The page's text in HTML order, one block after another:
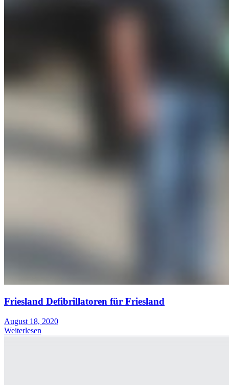
Friesland Defibrillatoren für Friesland
August 18, 2020
Weiterlesen